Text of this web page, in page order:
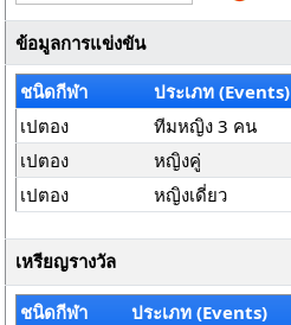
ข้อมูลการแข่งขัน
ชนิดกีฬา
ประเภท (Events)
เปตอง
ทีมหญิง 3 คน
เปตอง
หญิงคู่
เปตอง
หญิงเดี่ยว
เหรียญรางวัล
ชนิดกีฬา ประเภท (Events)